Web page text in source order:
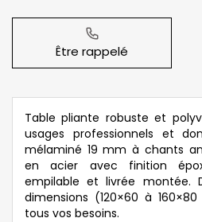
Être rappelé
Table pliante robuste et
usages professionnels et
mélaminé 19 mm à chants
en acier avec finition
empilable et livrée montée.
dimensions (120×60 à
tous vos besoins.